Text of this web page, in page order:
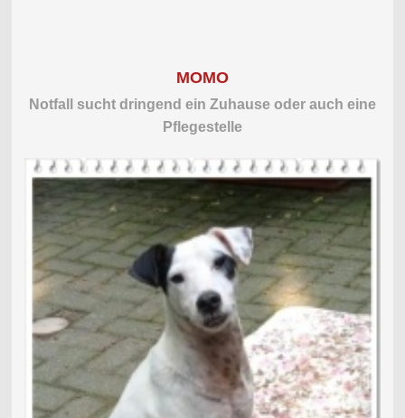
MOMO
Notfall sucht dringend ein Zuhause oder auch eine
Pflegestelle